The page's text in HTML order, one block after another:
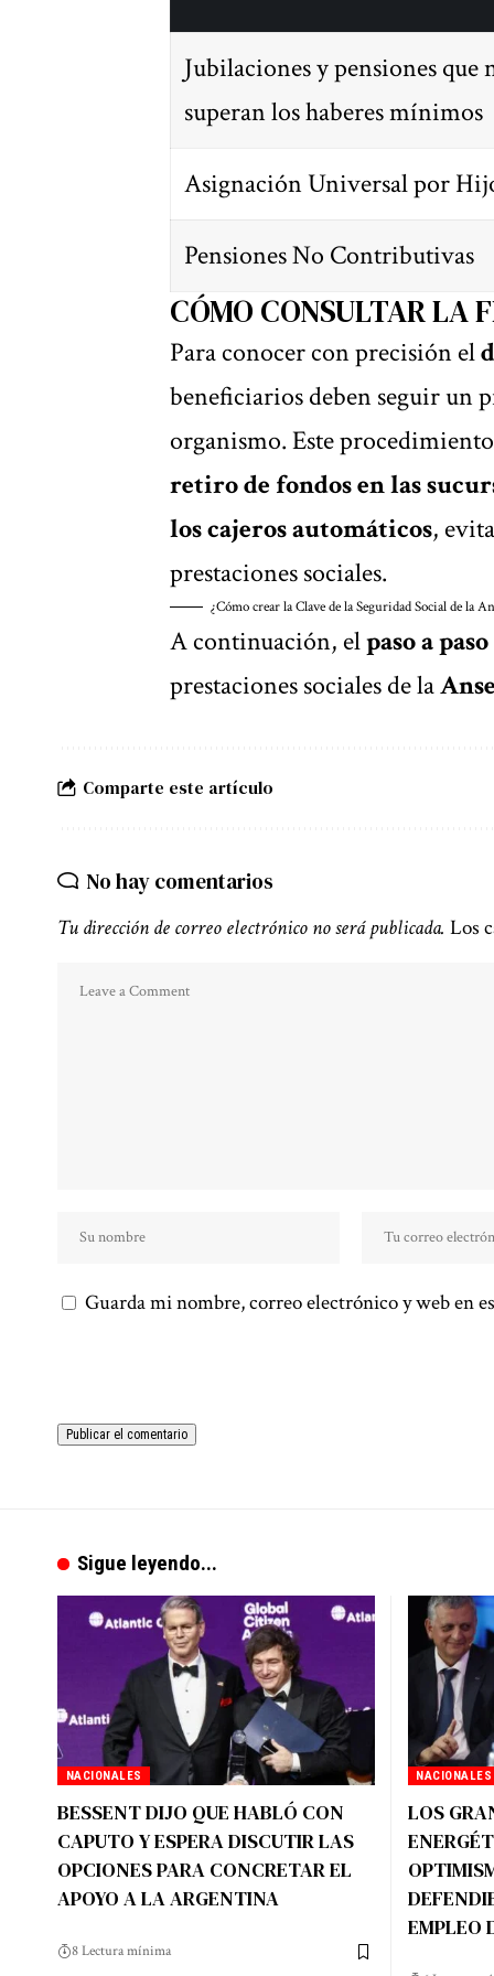
Jubilaciones y pensiones que
superan los haberes mínimos
Asignación Universal por
Pensiones No Contributivas
CÓMO CONSULTAR LA
Para conocer con precisión el
beneficiarios deben seguir un
organismo. Este
retiro de fondos en las
los cajeros automáticos,
prestaciones sociales.
¿Cómo crear la Clave de la Seguridad Social de la
A continuación, elpaso a
prestaciones sociales de la
Comparte este artículo
No hay comentarios
Tu dirección de correo electrónico no será publicada. Los
Guarda mi nombre, correo electrónico y web en
Sigue leyendo...
NACIONALES
BESSENT DIJO QUE HABLÓ CON
CAPUTO Y ESPERA DISCUTIR LAS
OPCIONES PARA CONCRETAR EL
APOYO A LA ARGENTINA
8 Lectura mínima
NACIONALES
LOS
EMPLEO